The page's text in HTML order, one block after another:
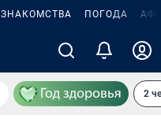
ЗНАКОМСТВА ПОГОДА
2